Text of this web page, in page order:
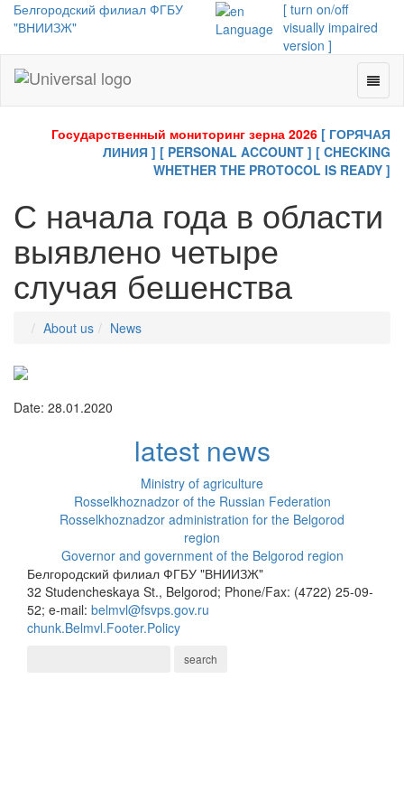
Белгородский филиал ФГБУ
"ВНИИЗЖ"
Language
[ turn on/off
visually impaired
version ]
-
Toggle
Государственный мониторинг зерна 2026 [ ГОРЯЧАЯ
ЛИНИЯ ] [ PERSONAL ACCOUNT ] [ CHECKING
WHETHER THE PROTOCOL IS READY ]
С начала года в области
выявлено четыре
случая бешенства
About us News
Date: 28.01.2020
latest news
Ministry of agriculture
Rosselkhoznadzor of the Russian Federation
Rosselkhoznadzor administration for the Belgorod
region
Governor and government of the Belgorod region
Белгородский филиал ФГБУ "ВНИИЗЖ"
32 Studencheskaya St., Belgorod; Phone/Fax: (4722) 25-09-
52; e-mail: belmvl@fsvps.gov.ru
chunk.Belmvl.Footer.Policy